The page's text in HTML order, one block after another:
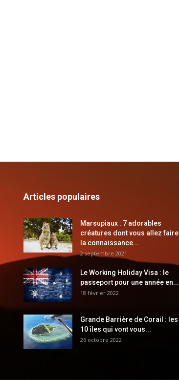
Articles populaires
Marsupiaux : 7 adorables
créatures dont vous allez faire
la connaissance...
2 septembre 2021
Le Working Holiday Visa : le
passeport pour une année en...
18 février 2022
Grande Barrière de Corail : les
10 îles qui vont vous...
26 octobre 2022